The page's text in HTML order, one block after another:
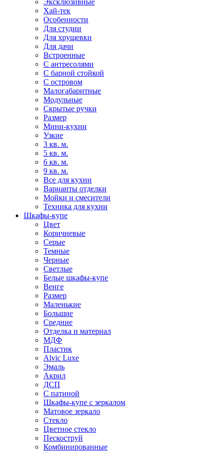
Эксклюзивные
Хай-тек
Особенности
Для студии
Для хрущевки
Для дачи
Встроенные
С антресолями
С барной стойкой
С островом
Малогабаритные
Модульные
Скрытые ручки
Размер
Мини-кухни
Узкие
3 кв. м.
5 кв. м.
6 кв. м.
9 кв. м.
Все для кухни
Варианты отделки
Мойки и смесители
Техника для кухни
Шкафы-купе
Цвет
Коричневые
Серые
Темные
Черные
Светлые
Белые шкафы-купе
Венге
Размер
Маленькие
Большие
Средние
Отделка и материал
МДФ
Пластик
Alvic Luxe
Эмаль
Акрил
ДСП
С патиной
Шкафы-купе с зеркалом
Матовое зеркало
Стекло
Цветное стекло
Пескоструй
Комбинированные